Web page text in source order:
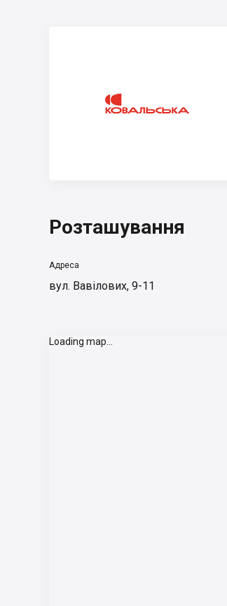
Розташування
Адреса
вул. Вавілових, 9-11
Loading map...